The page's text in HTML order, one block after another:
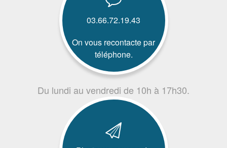
03.66.72.19.43
On vous recontacte par
téléphone.
Du lundi au vendredi de 10h à 17h30.